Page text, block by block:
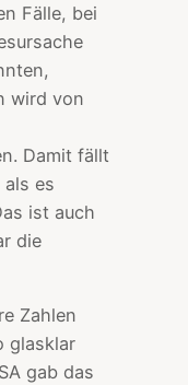
Fälle, bei
wird von
Damit fällt
es
ist auch
die
Zahlen
glasklar
gab das